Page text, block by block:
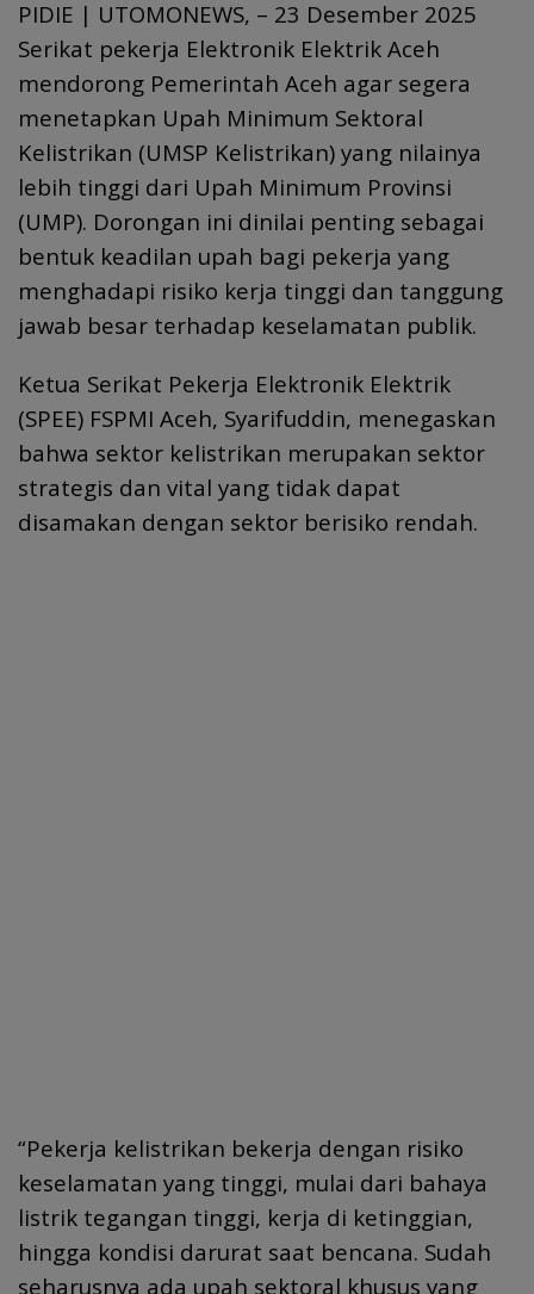
e
b
o
o
k
itt
er
ai
l
at
s
A
p
p
ar
e
PIDIE | UTOMONEWS, – 23 Desember 2025
Serikat pekerja Elektronik Elektrik Aceh
mendorong Pemerintah Aceh agar segera
menetapkan Upah Minimum Sektoral
Kelistrikan (UMSP Kelistrikan) yang nilainya
lebih tinggi dari Upah Minimum Provinsi
(UMP). Dorongan ini dinilai penting sebagai
bentuk keadilan upah bagi pekerja yang
menghadapi risiko kerja tinggi dan tanggung
jawab besar terhadap keselamatan publik.
Ketua Serikat Pekerja Elektronik Elektrik
(SPEE) FSPMI Aceh, Syarifuddin, menegaskan
bahwa sektor kelistrikan merupakan sektor
strategis dan vital yang tidak dapat
disamakan dengan sektor berisiko rendah.
“Pekerja kelistrikan bekerja dengan risiko
keselamatan yang tinggi, mulai dari bahaya
listrik tegangan tinggi, kerja di ketinggian,
hingga kondisi darurat saat bencana. Sudah
seharusnya ada upah sektoral khusus yang